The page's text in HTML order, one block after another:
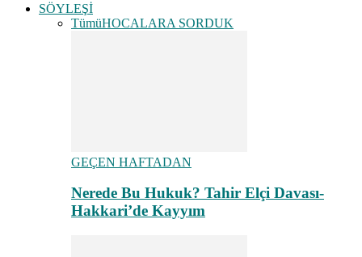
SÖYLEŞİ
TümüHOCALARA SORDUK
GEÇEN HAFTADAN
Nerede Bu Hukuk? Tahir Elçi Davası-
Hakkari’de Kayyım